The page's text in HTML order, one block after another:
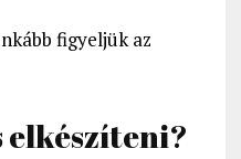
figyeljük az
elkészíteni?